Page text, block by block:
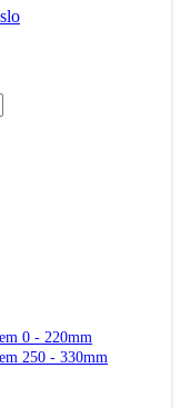
0 - 220mm
250 - 330mm